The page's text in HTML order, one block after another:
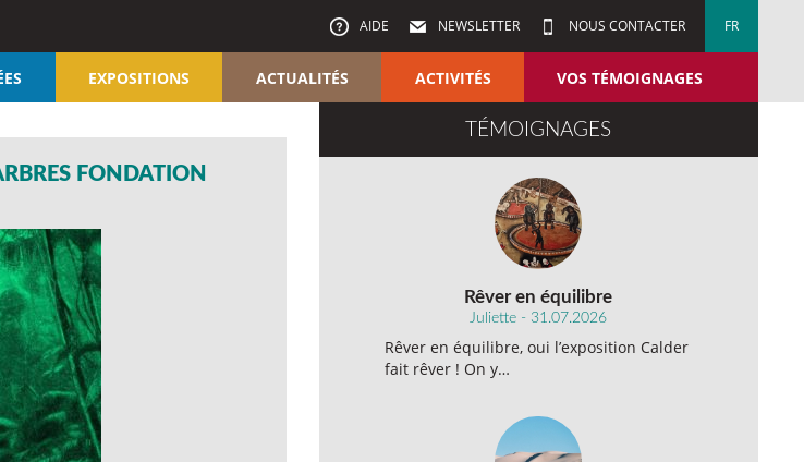
AIDE NEWSLETTER NOUS CONTACTER FR
EXPOSITIONS ACTUALITÉS ACTIVITÉS VOS TÉMOIGNAGES
FONDATION
TÉMOIGNAGES
Rêver en équilibre
Juliette - 31.07.2026
Rêver en équilibre, oui l’exposition Calder
fait rêver ! On y…